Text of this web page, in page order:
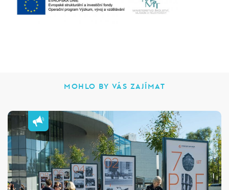
MOHLO BY VÁS ZAJÍMAT